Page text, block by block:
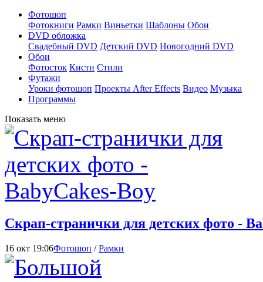
Фотошоп
Фотокниги Рамки Виньетки Шаблоны Обои
DVD обложка
Свадебный DVD Детский DVD Новогодний DVD
Обои
Фотосток Кисти Стили
Футажи
Уроки фотошоп Проекты After Effects Видео Музыка
Программы
Показать меню
Скрап-странички для детских фото -
16 окт 19:06Фотошоп /Рамки